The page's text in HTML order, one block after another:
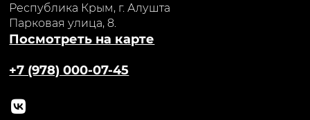
Республика Крым, г. Алушта
Парковая улица, 8.
Посмотреть на карте
+7 (978) 000-07-45